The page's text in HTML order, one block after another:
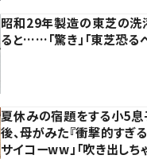
昭和29年製造の東芝の洗
ると……「驚き」「東芝恐る
夏休みの宿題をする小5
後、母がみた『衝撃的すぎ
サイコーww」「吹き出しち